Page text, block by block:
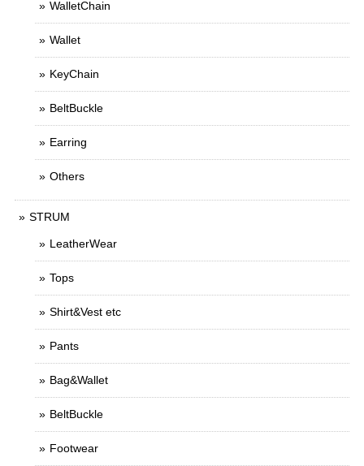
WalletChain
Wallet
KeyChain
BeltBuckle
Earring
Others
STRUM
LeatherWear
Tops
Shirt&Vest etc
Pants
Bag&Wallet
BeltBuckle
Footwear